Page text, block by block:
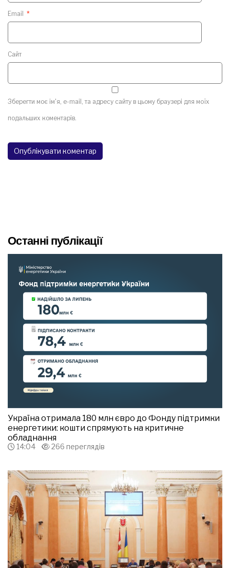
Email *
Сайт
Зберегти моє ім'я, e-mail, та адресу сайту в цьому браузері для моїх
подальших коментарів.
Останні публікації
Україна отримала 180 млн євро до Фонду підтримки
енергетики: кошти спрямують на критичне
обладнання
14:04 266 переглядів